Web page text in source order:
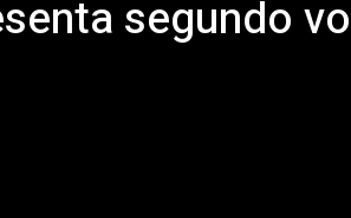
segundo